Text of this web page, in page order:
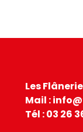
Les
Mail :
Tél : 03 26